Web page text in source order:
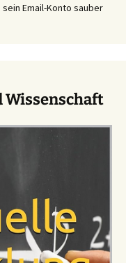
Email-Konto sauber
Wissenschaft